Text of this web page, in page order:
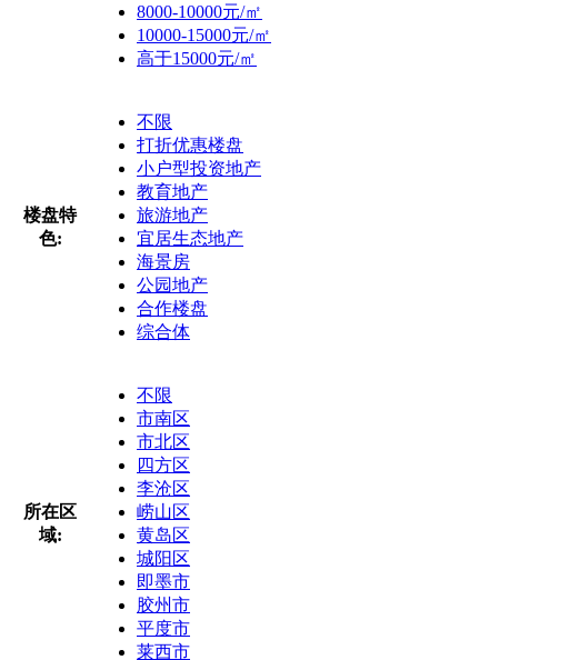
8000-10000元/㎡
10000-15000元/㎡
高于15000元/㎡
楼盘特
色:
不限
打折优惠楼盘
小户型投资地产
教育地产
旅游地产
宜居生态地产
海景房
公园地产
合作楼盘
综合体
所在区
域:
不限
市南区
市北区
四方区
李沧区
崂山区
黄岛区
城阳区
即墨市
胶州市
平度市
莱西市